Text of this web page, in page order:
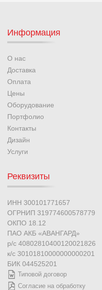
Информация
О нас
Доставка
Оплата
Цены
Оборудование
Портфолио
Контакты
Дизайн
Услуги
Реквизиты
ИНН 300101771657
ОГРНИП 319774600578779
ОКПО 18.12
ПАО АКБ «АВАНГАРД»
р/с 40802810400120021826
к/с 30101810000000000201
БИК 044525201
Типовой договор
Согласие на обработку